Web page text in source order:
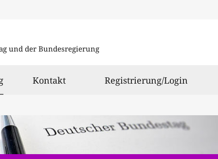
und der Bundesregierung
ausgewählt
Kontakt Registrierung/Login